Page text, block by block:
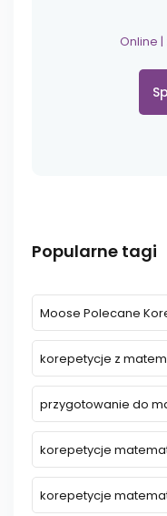
Online
Popularne tagi
Moose Polecane
korepetycje z
przygotowanie do
korepetycje
korepetycje